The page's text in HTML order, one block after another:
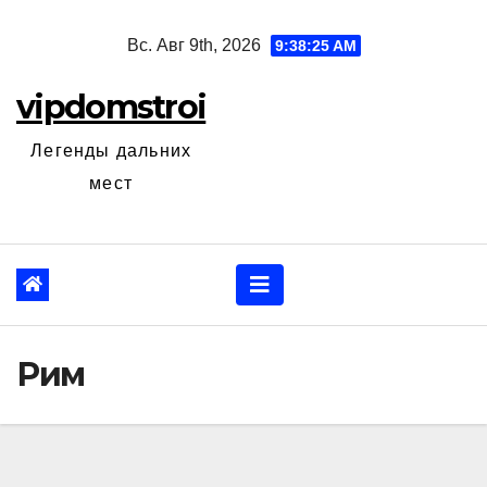
Вс. Авг 9th, 2026 9:38:26 AM
vipdomstroi
Легенды дальних
мест
Рим